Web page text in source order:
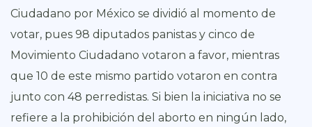
Ciudadano por México se dividió al momento de
votar, pues 98 diputados panistas y cinco de
Movimiento Ciudadano votaron a favor, mientras
que 10 de este mismo partido votaron en contra
junto con 48 perredistas. Si bien la iniciativa no se
refiere a la prohibición del aborto en ningún lado,